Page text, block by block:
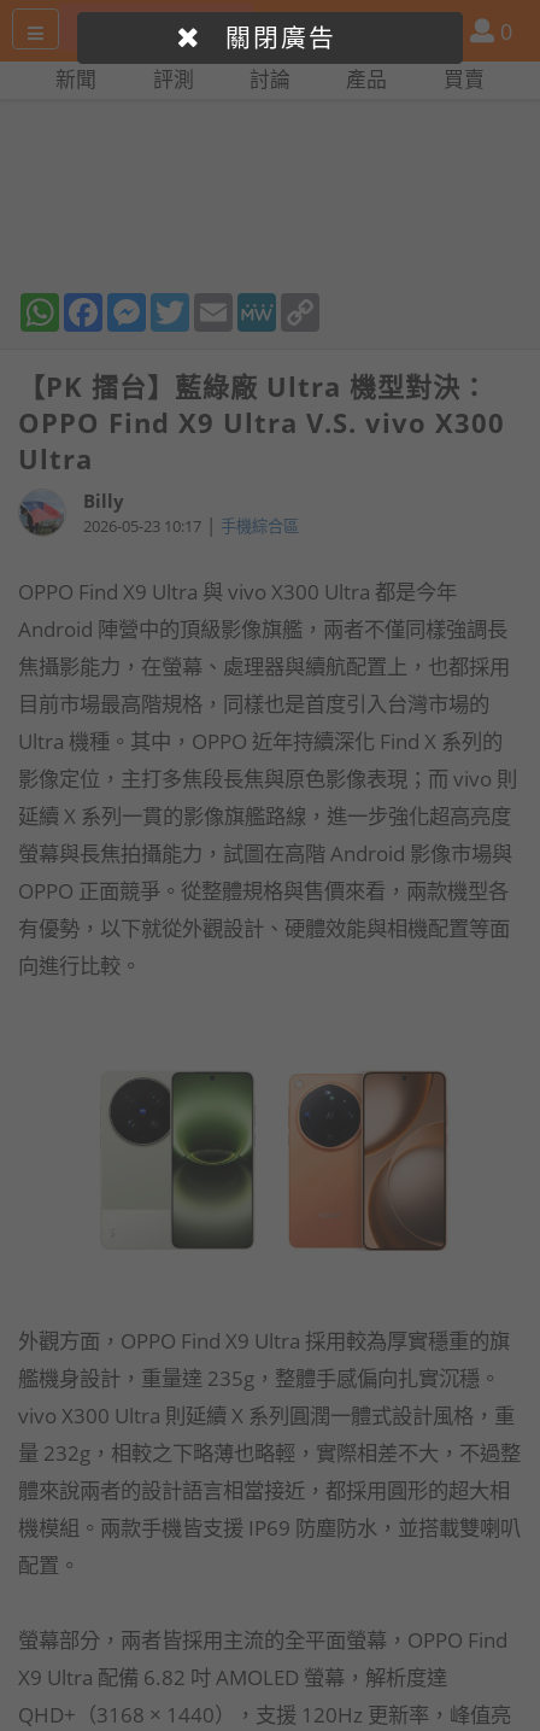
尋
產
品
比
會
員
0
新聞 評測 討論 產品 買賣
WhatsAppFacebookMessenger
TwitterEmail MeWe
【PK 擂台】藍綠廠 Ultra 機型對決：
OPPO Find X9 Ultra V.S. vivo X300
Ultra
Billy
2026-05-23 10:17 | 手機綜合區
OPPO Find X9 Ultra 與 vivo X300 Ultra 都是今年
Android 陣營中的頂級影像旗艦，兩者不僅同樣強調長
焦攝影能力，在螢幕、處理器與續航配置上，也都採用
目前市場最高階規格，同樣也是首度引入台灣市場的
Ultra 機種。其中，OPPO 近年持續深化 Find X 系列的
影像定位，主打多焦段長焦與原色影像表現；而 vivo 則
延續 X 系列一貫的影像旗艦路線，進一步強化超高亮度
螢幕與長焦拍攝能力，試圖在高階 Android 影像市場與
OPPO 正面競爭。從整體規格與售價來看，兩款機型各
有優勢，以下就從外觀設計、硬體效能與相機配置等面
向進行比較。
外觀方面，OPPO Find X9 Ultra 採用較為厚實穩重的旗
艦機身設計，重量達 235g，整體手感偏向扎實沉穩。
vivo X300 Ultra 則延續 X 系列圓潤一體式設計風格，重
量 232g，相較之下略薄也略輕，實際相差不大，不過整
體來說兩者的設計語言相當接近，都採用圓形的超大相
機模組。兩款手機皆支援 IP69 防塵防水，並搭載雙喇叭
配置。
關閉廣告
螢幕部分，兩者皆採用主流的全平面螢幕，OPPO Find
X9 Ultra 配備 6.82 吋 AMOLED 螢幕，解析度達
QHD+（3168 × 1440），支援 120Hz 更新率，峰值亮